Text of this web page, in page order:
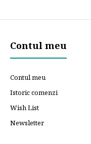
Contul meu
Contul meu
Istoric comenzi
Wish List
Newsletter